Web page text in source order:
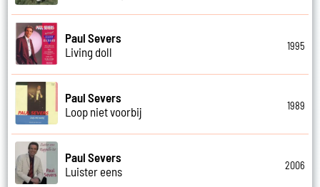
Paul Severs
Living doll
1995
Paul Severs
Loop niet voorbij
1989
Paul Severs
Luister eens
2006